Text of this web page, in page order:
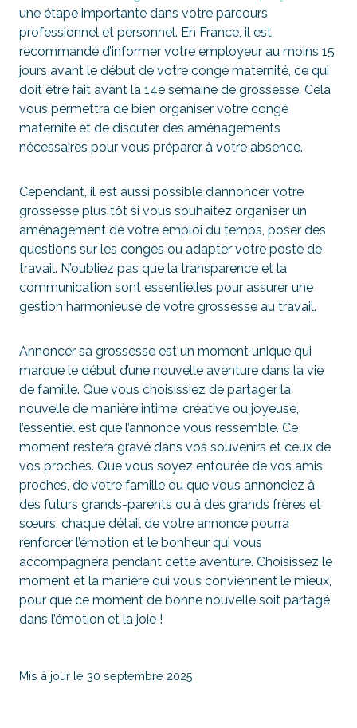
une étape importante dans votre parcours
professionnel et personnel. En France, il est
recommandé d’informer votre employeur au moins 15
jours avant le début de votre congé maternité, ce qui
doit être fait avant la 14e semaine de grossesse. Cela
vous permettra de bien organiser votre congé
maternité et de discuter des aménagements
nécessaires pour vous préparer à votre absence.
Cependant, il est aussi possible d’annoncer votre
grossesse plus tôt si vous souhaitez organiser un
aménagement de votre emploi du temps, poser des
questions sur les congés ou adapter votre poste de
travail. N’oubliez pas que la transparence et la
communication sont essentielles pour assurer une
gestion harmonieuse de votre grossesse au travail.
Annoncer sa grossesse est un moment unique qui
marque le début d’une nouvelle aventure dans la vie
de famille. Que vous choisissiez de partager la
nouvelle de manière intime, créative ou joyeuse,
l’essentiel est que l’annonce vous ressemble. Ce
moment restera gravé dans vos souvenirs et ceux de
vos proches. Que vous soyez entourée de vos amis
proches, de votre famille ou que vous annonciez à
des futurs grands-parents ou à des grands frères et
sœurs, chaque détail de votre annonce pourra
renforcer l’émotion et le bonheur qui vous
accompagnera pendant cette aventure. Choisissez le
moment et la manière qui vous conviennent le mieux,
pour que ce moment de bonne nouvelle soit partagé
dans l’émotion et la joie !
Mis à jour le 30 septembre 2025